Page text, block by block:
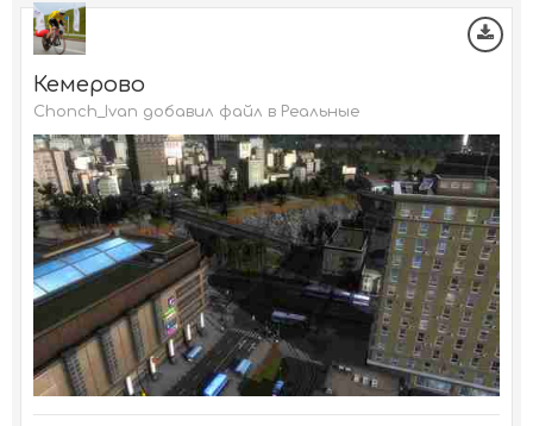
Кемерово
Chonch_Ivan добавил файл в Реальные